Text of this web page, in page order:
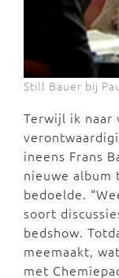
Still Bauer bij
Terwijl ik naar
ineens Frans
nieuwe album
bedoelde.
soort
bedshow.
meemaakt,
met